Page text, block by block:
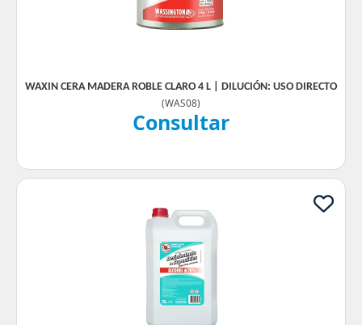
WAXIN CERA MADERA ROBLE CLARO 4 L | DILUCIÓN: USO DIRECTO
(WAS08)
Consultar